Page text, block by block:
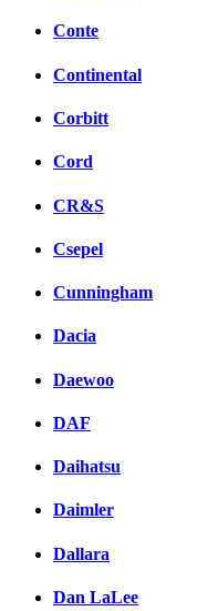
Conte
Continental
Corbitt
Cord
CR&S
Csepel
Cunningham
Dacia
Daewoo
DAF
Daihatsu
Daimler
Dallara
Dan LaLee